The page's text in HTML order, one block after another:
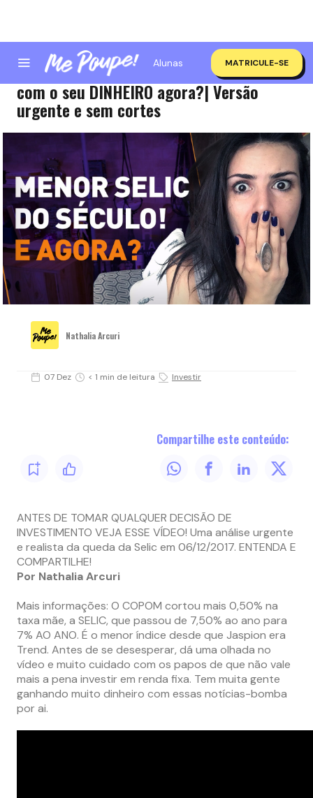
Alunas MATRICULE-SE
MENOR SELIC DO SÉCULO! O que fazer
com o seu DINHEIRO agora?| Versão
urgente e sem cortes
Nathalia Arcuri
07 Dez < 1 min de leitura Investir
Compartilhe este conteúdo:
ANTES DE TOMAR QUALQUER DECISÃO DE
INVESTIMENTO VEJA ESSE VÍDEO! Uma análise urgente
e realista da queda da Selic em 06/12/2017. ENTENDA E
COMPARTILHE!
Por Nathalia Arcuri
Mais informações: O COPOM cortou mais 0,50% na
taxa mãe, a SELIC, que passou de 7,50% ao ano para
7% AO ANO. É o menor índice desde que Jaspion era
Trend. Antes de se desesperar, dá uma olhada no
vídeo e muito cuidado com os papos de que não vale
mais a pena investir em renda fixa. Tem muita gente
ganhando muito dinheiro com essas notícias-bomba
por ai.